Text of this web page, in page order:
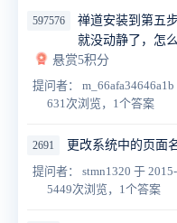
597576
禅道安装到第五
就没动静了，怎
悬赏5积分
提问者： m_66afa34646a1b
631次浏览，1个答案
2691 更改系统中的页面
提问者： stmn1320 于
5449次浏览，1个答案